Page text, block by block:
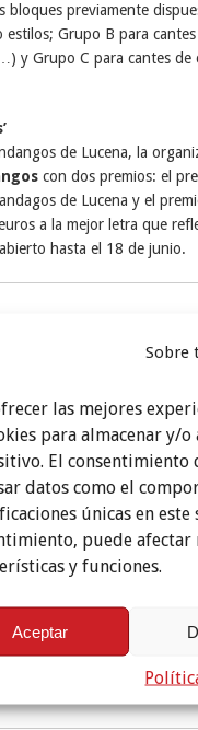
Sobre
las mejores
para almacenar y/
El consentimiento
datos como el
únicas en
puede afectar
y funciones.
Aceptar
previamente
Grupo B para
y Grupo C para cantes de
de Lucena, la
con dos premios: el
de Lucena y el
a la mejor letra que
hasta el 18 de junio.